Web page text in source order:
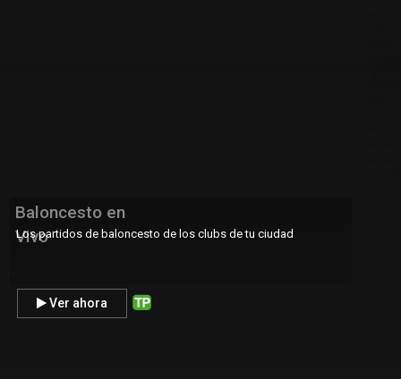
Los partidos de baloncesto de los clubs de tu ciudad
Ver ahora
Baloncesto en
Vivo